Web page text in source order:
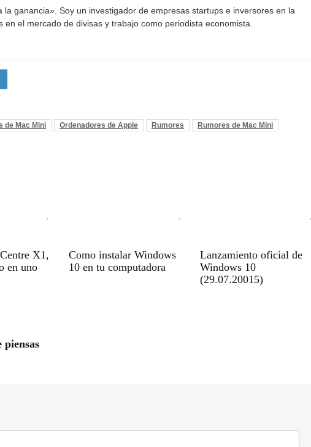
la ganancia». Soy un investigador de empresas startups e inversores en la
en el mercado de divisas y trabajo como periodista economista.
de Mac Mini Ordenadores de Apple Rumores Rumores de Mac Mini
X1,
en uno
Como instalar Windows
10 en tu computadora
Lanzamiento oficial de
Windows 10
(29.07.20015)
piensas